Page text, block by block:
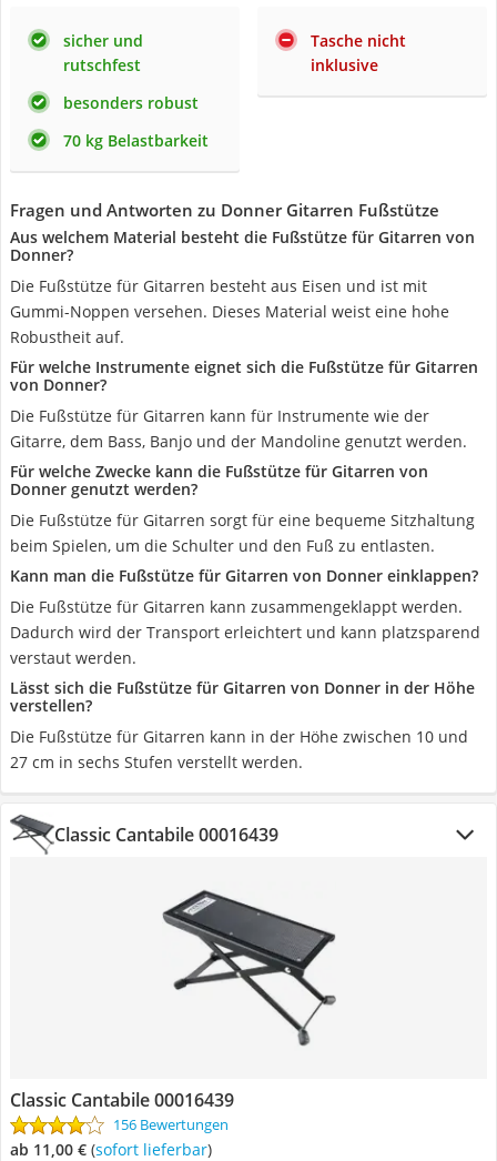
sicher und
rutschfest
besonders robust
70 kg Belastbarkeit
Tasche nicht
inklusive
Fragen und Antworten zu Donner Gitarren Fußstütze
Aus welchem Material besteht die Fußstütze für Gitarren von
Donner?
Die Fußstütze für Gitarren besteht aus Eisen und ist mit
Gummi-Noppen versehen. Dieses Material weist eine hohe
Robustheit auf.
Für welche Instrumente eignet sich die Fußstütze für Gitarren
von Donner?
Die Fußstütze für Gitarren kann für Instrumente wie der
Gitarre, dem Bass, Banjo und der Mandoline genutzt werden.
Für welche Zwecke kann die Fußstütze für Gitarren von
Donner genutzt werden?
Die Fußstütze für Gitarren sorgt für eine bequeme Sitzhaltung
beim Spielen, um die Schulter und den Fuß zu entlasten.
Kann man die Fußstütze für Gitarren von Donner einklappen?
Die Fußstütze für Gitarren kann zusammengeklappt werden.
Dadurch wird der Transport erleichtert und kann platzsparend
verstaut werden.
Lässt sich die Fußstütze für Gitarren von Donner in der Höhe
verstellen?
Die Fußstütze für Gitarren kann in der Höhe zwischen 10 und
27 cm in sechs Stufen verstellt werden.
Classic Cantabile 00016439
Classic Cantabile 00016439
156 Bewertungen
ab 11,00 € ( Sofort lieferbar)